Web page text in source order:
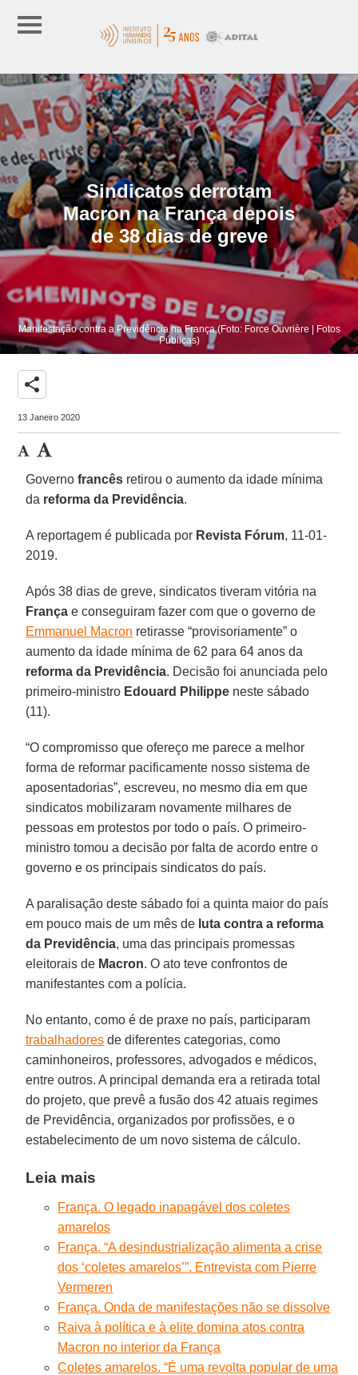
Sindicatos derrotam
Macron na França depois
de 38 dias de greve
Manifestação contra a Previdência na França (Foto: Force Ouvrière | Fotos
Públicas)
share
13 Janeiro 2020
Governofrancês retirou o aumento da idade mínima
da reforma da Previdência.
A reportagem é publicada por Revista Fórum, 11-01-
2019.
Após 38 dias de greve, sindicatos tiveram vitória na
França e conseguiram fazer com que o governo de
Emmanuel Macron retirasse “provisoriamente” o
aumento da idade mínima de 62 para 64 anos da
reforma da Previdência. Decisão foi anunciada pelo
primeiro-ministro Edouard Philippe neste sábado
(11).
“O compromisso que ofereço me parece a melhor
forma de reformar pacificamente nosso sistema de
aposentadorias”, escreveu, no mesmo dia em que
sindicatos mobilizaram novamente milhares de
pessoas em protestos por todo o país. O primeiro-
ministro tomou a decisão por falta de acordo entre o
governo e os principais sindicatos do país.
A paralisação deste sábado foi a quinta maior do país
em pouco mais de um mês de luta contra a reforma
da Previdência, uma das principais promessas
eleitorais de Macron. O ato teve confrontos de
manifestantes com a polícia.
No entanto, como é de praxe no país, participaram
trabalhadores de diferentes categorias, como
caminhoneiros, professores, advogados e médicos,
entre outros. A principal demanda era a retirada total
do projeto, que prevê a fusão dos 42 atuais regimes
de Previdência, organizados por profissões, e o
estabelecimento de um novo sistema de cálculo.
Leia mais
França. O legado inapagável dos coletes
amarelos
França. “A desindustrialização alimenta a crise
dos ‘coletes amarelos’”. Entrevista com Pierre
Vermeren
França. Onda de manifestações não se dissolve
Raiva à política e à elite domina atos contra
Macron no interior da França
Coletes amarelos. “É uma revolta popular de uma